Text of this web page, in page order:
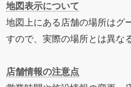
地図表示について
地図上にある店舗の場所はグ
すので、実際の場所とは異な
店舗情報の注意点